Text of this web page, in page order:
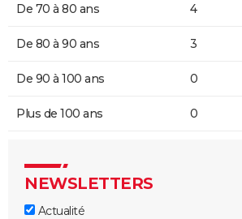
De 70 à 80 ans 4
De 80 à 90 ans 3
De 90 à 100 ans 0
Plus de 100 ans 0
NEWSLETTERS
Actualité